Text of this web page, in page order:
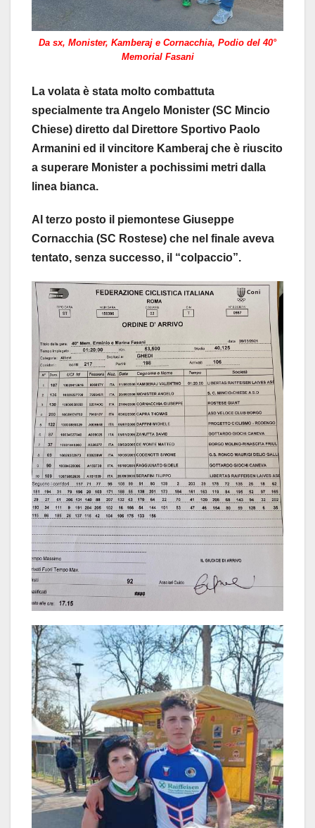
Da sx, Monister, Kamberaj e Cornacchia, Podio del 40°
Memorial Fasani
La volata è stata molto combattuta
specialmente tra Angelo Monister (SC Mincio
Chiese) diretto dal Direttore Sportivo Paolo
Armanini ed il vincitore Kamberaj che è riuscito
a superare Monister a pochissimi metri dalla
linea bianca.
Al terzo posto il piemontese Giuseppe
Cornacchia (SC Rostese) che nel finale aveva
tentato, senza successo, il “colpaccio”.